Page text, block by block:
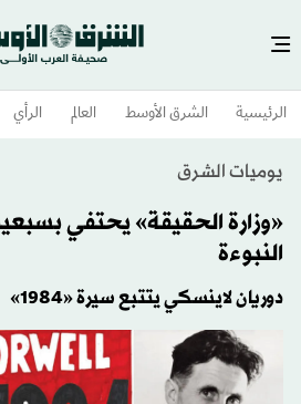
الرئيسية الشرق الأوسط​ العالم الرأي
يوميات الشرق
«وزارة الحقيقة» يحتفي
النبوءة
دوريان لاينسكي يتتبع سيرة «1984»